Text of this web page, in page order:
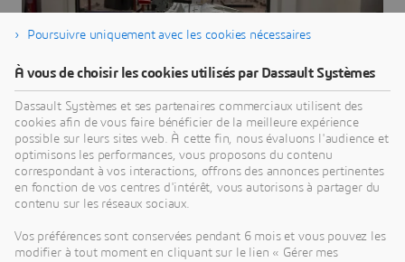
Obtenez plusieurs devis pour vos projets en quelques
Poursuivre uniquement avec les cookies nécessaires
À vous de choisir les cookies utilisés par Dassault Systèmes
Dassault Systèmes et ses partenaires commerciaux utilisent des
cookies afin de vous faire bénéficier de la meilleure expérience
possible sur leurs sites web. À cette fin, nous évaluons l'audience et
optimisons les performances, vous proposons du contenu
correspondant à vos interactions, offrons des annonces pertinentes
en fonction de vos centres d'intérêt, vous autorisons à partager du
contenu sur les réseaux sociaux.
Vos préférences sont conservées pendant 6 mois et vous pouvez les
modifier à tout moment en cliquant sur le lien « Gérer mes